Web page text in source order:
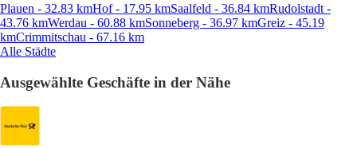
Plauen - 32.83 kmHof - 17.95 kmSaalfeld - 36.84 kmRudolstadt -
43.76 kmWerdau - 60.88 kmSonneberg - 36.97 kmGreiz - 45.19
kmCrimmitschau - 67.16 km
Alle Städte
Ausgewählte Geschäfte in der Nähe